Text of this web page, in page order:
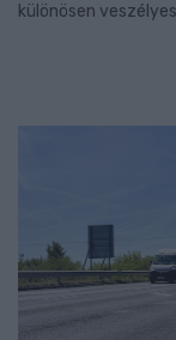
különösen